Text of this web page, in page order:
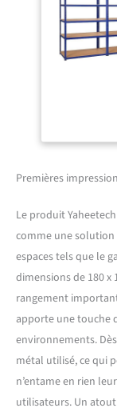
Premières
Le produit
comme une
espaces tels que le
dimensions de 180 x
rangement
apporte une touche
environnements.
métal utilisé, ce qui
n’entame en rien
utilisateurs. Un